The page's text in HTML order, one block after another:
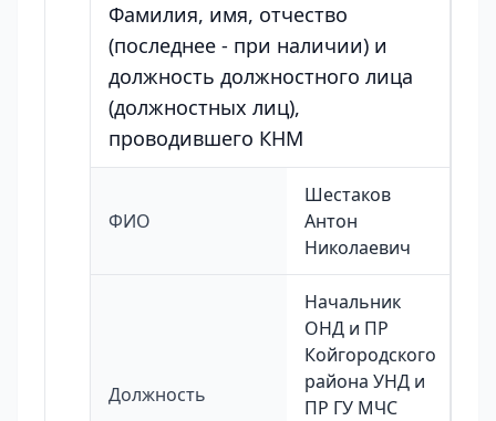
Фамилия, имя, отчество
(последнее - при наличии) и
должность должностного лица
(должностных лиц),
проводившего КНМ
ФИО
Шестаков
Антон
Николаевич
Должность
Начальник
ОНД и ПР
Койгородского
района УНД и
ПР ГУ МЧС